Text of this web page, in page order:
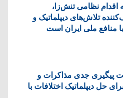
اقدام نظامی تنش‌زا،
تلاش‌های دیپلماتیک و
منافع ملی ایران است
پیگیری جدی مذاکرات و
حل دیپلماتیک اختلافات با